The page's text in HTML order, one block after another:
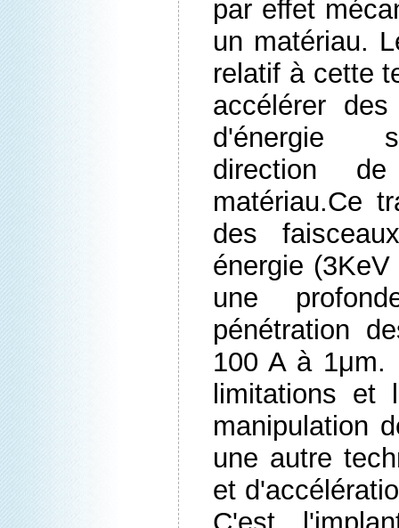
par effet
un matériau.
relatif à cette
accélérer
d'énergie
direction
matériau.Ce
des
énergie
une
pénétration
100 A à 1μm.
limitations et
manipulation
une autre
et